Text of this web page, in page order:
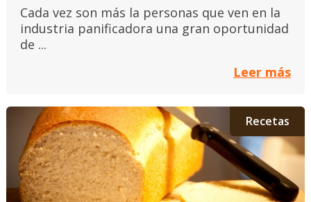
Cada vez son más la personas que ven en la
industria panificadora una gran oportunidad
de ...
Leer más
Recetas